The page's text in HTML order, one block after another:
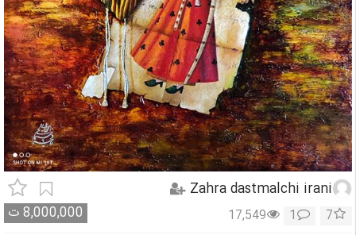
Zahra dastmalchi irani
8,000,000ت 7
1
17,549